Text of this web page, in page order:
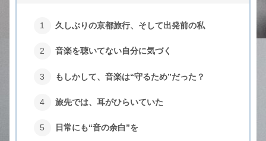
久しぶりの京都旅行、そして出発前の私
音楽を聴いてない自分に気づく
もしかして、音楽は“守るため”だった？
旅先では、耳がひらいていた
日常にも“音の余白”を